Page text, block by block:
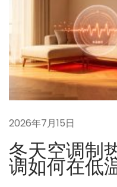
换
一
篇
楚
日
常
维
2026年7月15日
冬天空调制
调如何在低